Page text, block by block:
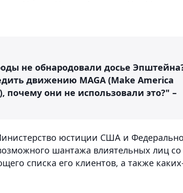
не обнародовали досье
движению MAGA (Make America
почему они не использовали это?" –
юстиции США и
шантажа влиятельных лиц со
списка его клиентов, а также